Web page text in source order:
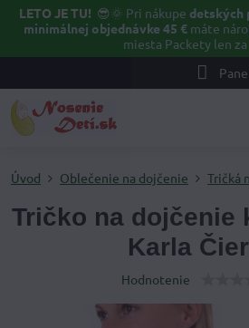
LETO JE TU! 😎🌞 Pri nákupe detských
minimálnej objednávke 45 €máte
miesta Packety len za
Úvod Oblečenie na dojčenie Tričká
Tričko na dojčenie
Karla
Hodnotenie